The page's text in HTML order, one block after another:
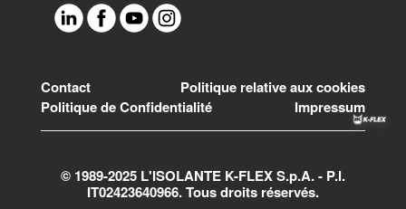
Footer
Contact
Politique relative aux cookies
Politique de Confidentialité
Impressum
© 1989-2025 L'ISOLANTE K-FLEX S.p.A. - P.l.
IT02423640966. Tous droits réservés.